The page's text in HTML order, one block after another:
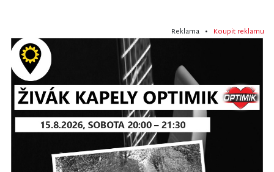
Reklama • Koupit reklamu